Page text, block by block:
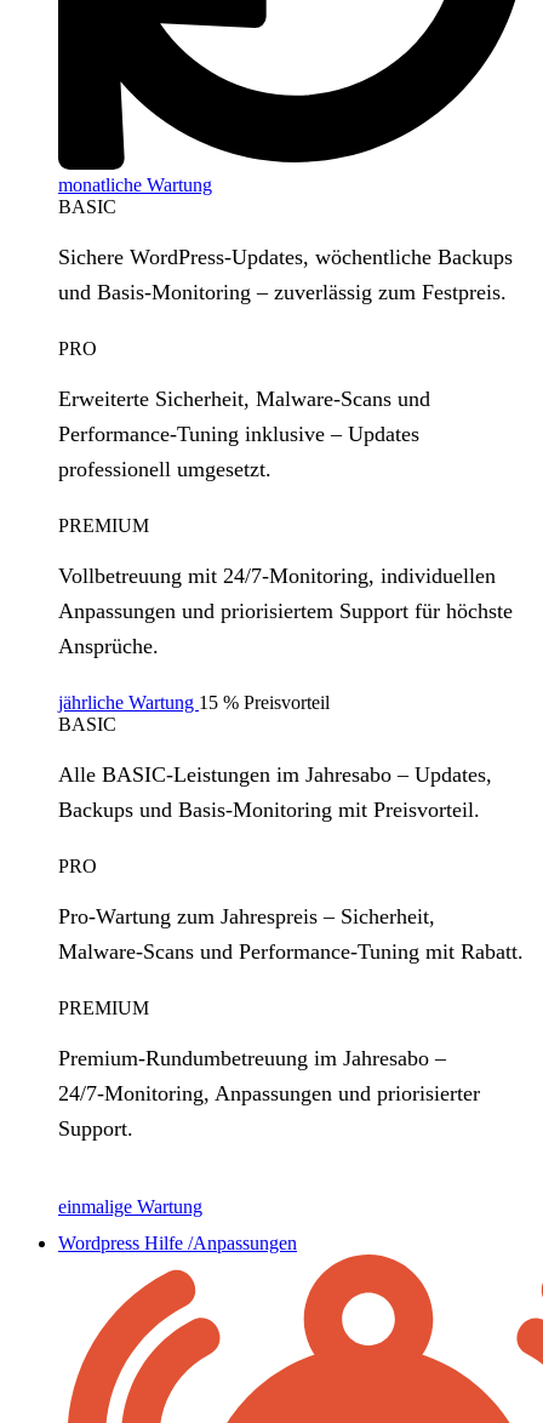
monatliche Wartung
BASIC
Sichere WordPress‑Updates, wöchentliche Backups
und Basis‑Monitoring – zuverlässig zum Festpreis.
PRO
Erweiterte Sicherheit, Malware‑Scans und
Performance‑Tuning inklusive – Updates
professionell umgesetzt.
PREMIUM
Vollbetreuung mit 24/7‑Monitoring, individuellen
Anpassungen und priorisiertem Support für höchste
Ansprüche.
jährliche Wartung 15 % Preisvorteil
BASIC
Alle BASIC‑Leistungen im Jahresabo – Updates,
Backups und Basis‑Monitoring mit Preisvorteil.
PRO
Pro‑Wartung zum Jahrespreis – Sicherheit,
Malware‑Scans und Performance‑Tuning mit Rabatt.
PREMIUM
Premium‑Rundumbetreuung im Jahresabo –
24/7‑Monitoring, Anpassungen und priorisierter
Support.
einmalige Wartung
Wordpress Hilfe /Anpassungen